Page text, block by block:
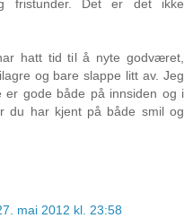
fristunder. Det er det ikke
hatt tid til å nyte godværet,
og bare slappe litt av. Jeg
er gode både på innsiden og i
du har kjent på både smil og
mai 2012 kl. 23:58